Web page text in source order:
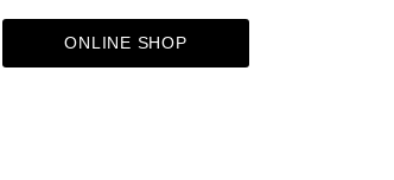
ONLINE SHOP